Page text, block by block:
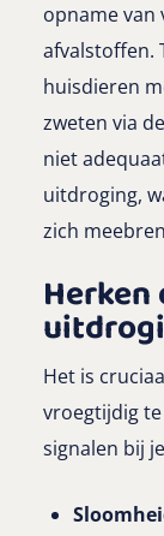
opname van
afvalstoffen.
huisdieren
zweten via
niet
uitdroging,
zich
Herken
Het is
vroegtijdig
signalen bij